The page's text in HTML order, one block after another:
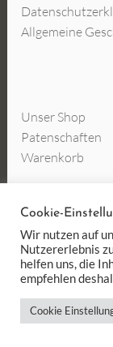
Allgemeine
Unser Shop
Patenschaften
Warenkorb
Vertrag
Cookie-
Wir nutzen auf
Nutzererlebnis
helfen uns, die
empfehlen
Cookie